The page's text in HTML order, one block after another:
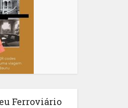
Ferroviário